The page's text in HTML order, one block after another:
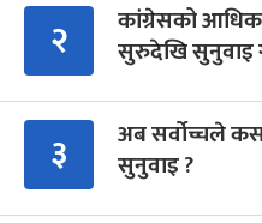
२
कांग्रेसको
सुरुदेखि सुनुवाइ
३
अब सर्वोच्चले
सुनुवाइ ?